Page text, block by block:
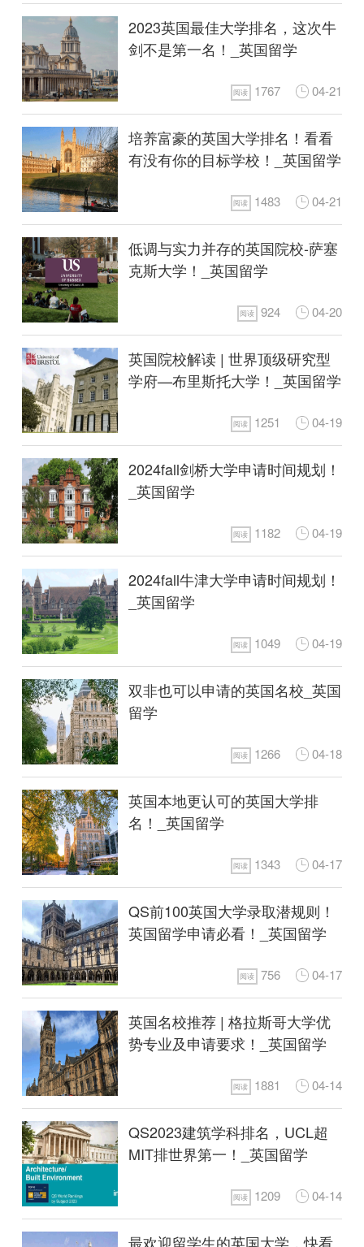
2023英国最佳大学排名，这次牛
剑不是第一名！_英国留学
阅读 1767 04-21
培养富豪的英国大学排名！看看
有没有你的目标学校！_英国留学
阅读 1483 04-21
低调与实力并存的英国院校-萨塞
克斯大学！_英国留学
阅读 924 04-20
英国院校解读 | 世界顶级研究型
学府—布里斯托大学！_英国留学
阅读 1251 04-19
2024fall剑桥大学申请时间规划！
_英国留学
阅读 1182 04-19
2024fall牛津大学申请时间规划！
_英国留学
阅读 1049 04-19
双非也可以申请的英国名校_英国
留学
阅读 1266 04-18
英国本地更认可的英国大学排
名！_英国留学
阅读 1343 04-17
QS前100英国大学录取潜规则！
英国留学申请必看！_英国留学
阅读 756 04-17
英国名校推荐 | 格拉斯哥大学优
势专业及申请要求！_英国留学
阅读 1881 04-14
QS2023建筑学科排名，UCL超
MIT排世界第一！_英国留学
阅读 1209 04-14
最欢迎留学生的英国大学，快看